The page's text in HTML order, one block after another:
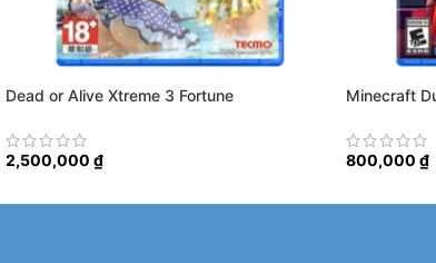
Dead or Alive Xtreme 3 Fortune
2,500,000 ₫
Minecraft
800,000 ₫